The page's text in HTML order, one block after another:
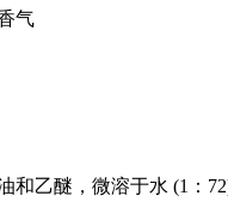
气
和乙醚，微溶于水 (1：